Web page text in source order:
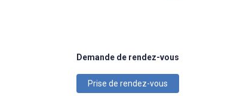
Demande de rendez-vous
Prise de rendez-vous